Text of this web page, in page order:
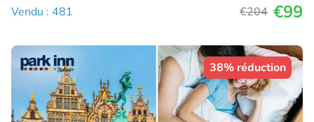
Vendu : 481 €204 €99
38% réduction